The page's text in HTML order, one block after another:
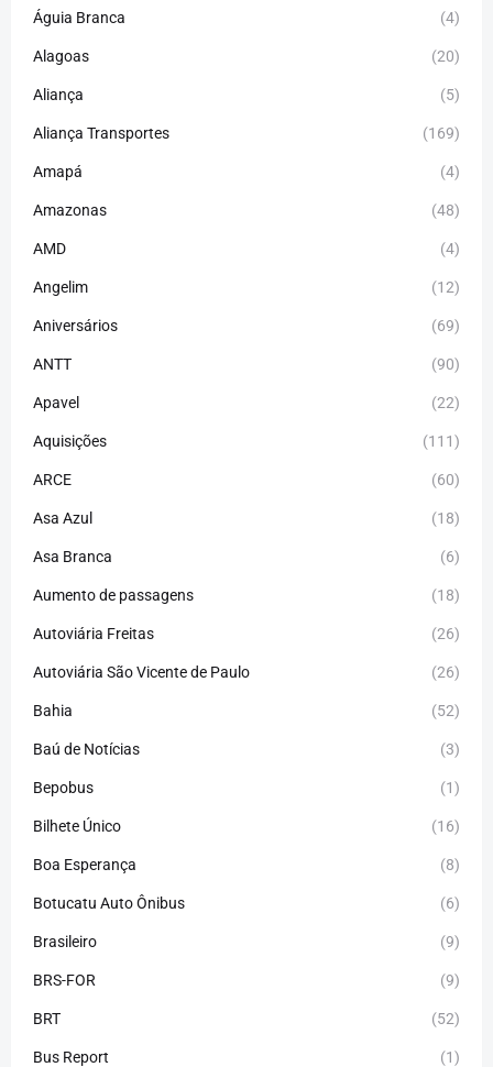
Águia Branca (4)
Alagoas (20)
Aliança (5)
Aliança Transportes (169)
Amapá (4)
Amazonas (48)
AMD (4)
Angelim (12)
Aniversários (69)
ANTT (90)
Apavel (22)
Aquisições (111)
ARCE (60)
Asa Azul (18)
Asa Branca (6)
Aumento de passagens (18)
Autoviária Freitas (26)
Autoviária São Vicente de Paulo (26)
Bahia (52)
Baú de Notícias (3)
Bepobus (1)
Bilhete Único (16)
Boa Esperança (8)
Botucatu Auto Ônibus (6)
Brasileiro (9)
BRS-FOR (9)
BRT (52)
Bus Report (1)